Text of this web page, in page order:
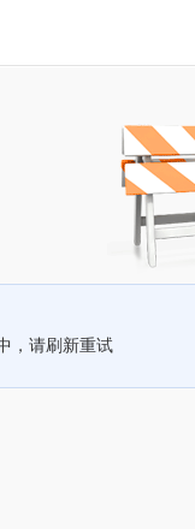
，请刷新重试